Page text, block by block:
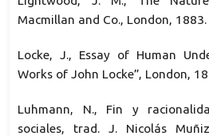
Macmillan and Co., London, 1883.
Locke, J., Essay of Human
Works of John Locke”, London,
Luhmann, N., Fin y
sociales, trad. J. Nicolás